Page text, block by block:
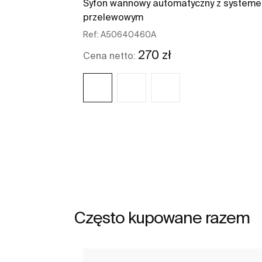
Syfon wannowy automatyczny z
przelewowym
Ref: A50640460A
Cena netto: 270 zł
Często kupowane razem